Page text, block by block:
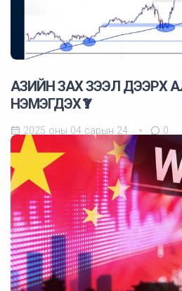
АЗИЙН ЗАХ ЗЭЭЛ ДЭЭРХ
НЭМЭГДЭХ ҮҮ?
2025 оны 04 сарын 24 0